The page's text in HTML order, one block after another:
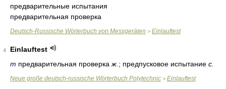
предварительные испытания
предварительная проверка
Deutsch-Russische Wörterbuch von Messgeräten > Einlauftest
4
Einlauftest
m предварительная проверка ж. ; предпусковое испытание с.
Neue große deutsch-russische Wörterbuch Polytechnic > Einlauftest